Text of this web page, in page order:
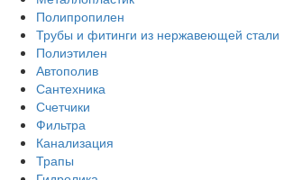
Полипропилен
Трубы и фитинги из нержавеющей стали
Полиэтилен
Автополив
Сантехника
Счетчики
Фильтра
Канализация
Трапы